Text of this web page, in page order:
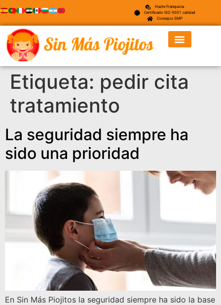
Hazte Franquicia
Certificado ISO 9001 calidad
Consejos SMP
Etiqueta: pedir cita
tratamiento
La seguridad siempre ha
sido una prioridad
En Sin Más Piojitos la seguridad siempre ha sido la base